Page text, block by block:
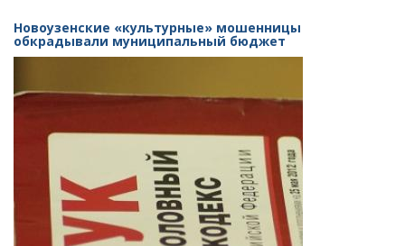
Капкаева
признан
в
взятки
на
свободу
Новоузенские «культурные» мошенницы
обкрадывали муниципальный бюджет